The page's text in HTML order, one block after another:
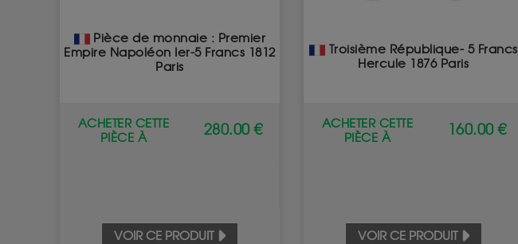
Pièce de monnaie : Premier
Empire Napoléon Ier-5 Francs 1812
Paris
ACHETER CETTE
PIÈCE À
280.00 €
VOIR CE PRODUIT
Troisième République- 5 Francs
Hercule 1876 Paris
ACHETER CETTE
PIÈCE À
160.00 €
VOIR CE PRODUIT